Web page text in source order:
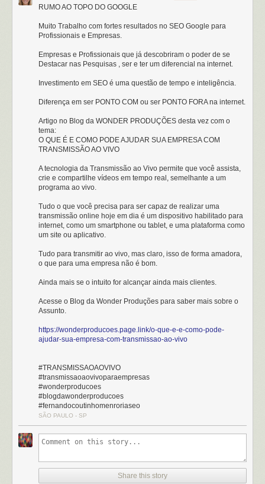
RUMO AO TOPO DO GOOGLE
Muito Trabalho com fortes resultados no SEO Google para
Profissionais e Empresas.
Empresas e Profissionais que já descobriram o poder de se
Destacar nas Pesquisas , ser e ter um diferencial na internet.
Investimento em SEO é uma questão de tempo e inteligência.
Diferença em ser PONTO COM ou ser PONTO FORA na internet.
Artigo no Blog da WONDER PRODUÇÕES desta vez com o
tema:
O QUE É E COMO PODE AJUDAR SUA EMPRESA COM
TRANSMISSÃO AO VIVO
A tecnologia da Transmissão ao Vivo permite que você assista,
crie e compartilhe vídeos em tempo real, semelhante a um
programa ao vivo.
Tudo o que você precisa para ser capaz de realizar uma
transmissão online hoje em dia é um dispositivo habilitado para
internet, como um smartphone ou tablet, e uma plataforma como
um site ou aplicativo.
Tudo para transmitir ao vivo, mas claro, isso de forma amadora,
o que para uma empresa não é bom.
Ainda mais se o intuito for alcançar ainda mais clientes.
Acesse o Blog da Wonder Produções para saber mais sobre o
Assunto.
https://wonderproducoes.page.link/o-que-e-e-como-pode-
ajudar-sua-empresa-com-transmissao-ao-vivo
#TRANSMISSAOAOVIVO
#transmissaoaovivoparaempresas
#wonderproducoes
#blogdawonderproducoes
#fernandocoutinhomenroriaseo
SÃO PAULO - SP
Share this story